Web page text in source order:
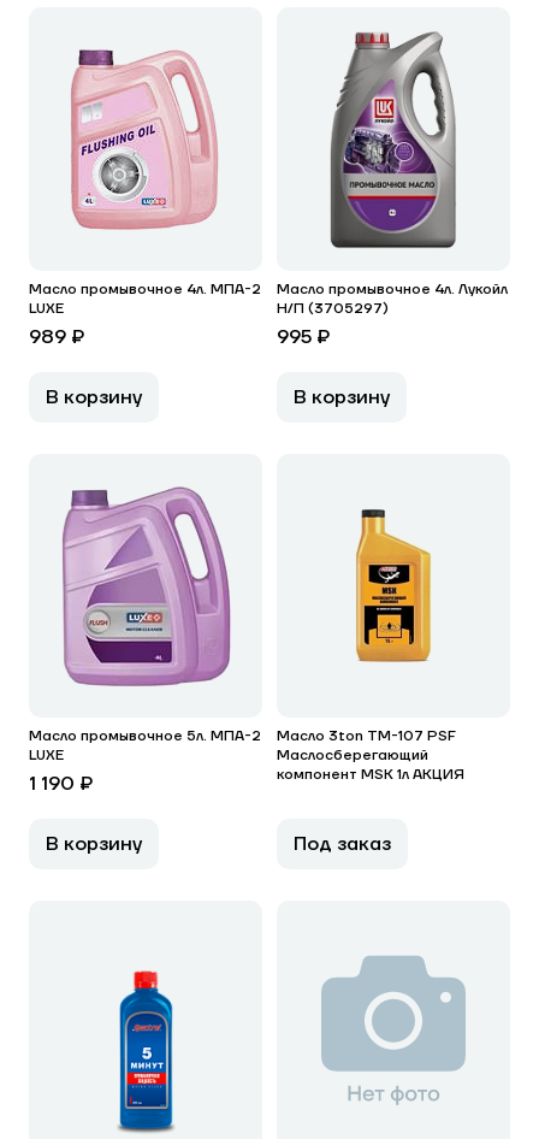
Масло промывочное 4л. МПА-2
LUXE
989 ₽
В корзину
Масло промывочное 4л. Лукойл
Н/П (3705297)
995 ₽
В корзину
Масло промывочное 5л. МПА-2
LUXE
1 190 ₽
В корзину
Масло 3ton ТМ-107 PSF
Маслосберегающий
компонент MSK 1л АКЦИЯ
Под заказ